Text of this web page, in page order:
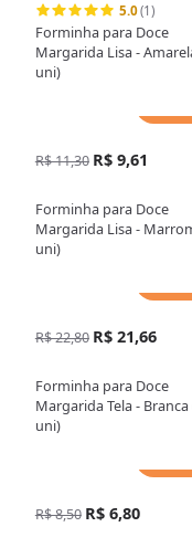
5.0(1)
Forminha para Doce
Margarida Lisa -
uni)
R$ 11,30 R$ 9,61
Forminha para Doce
Margarida Lisa -
uni)
R$ 22,80 R$ 21,66
Forminha para Doce
Margarida Tela - Branca
uni)
R$ 8,50 R$ 6,80